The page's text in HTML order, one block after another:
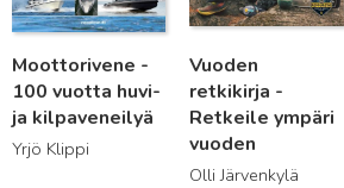
Moottorivene -
100 vuotta huvi-
ja kilpaveneilyä
Yrjö Klippi
Vuoden
retkikirja -
Retkeile ympäri
vuoden
Olli Järvenkylä